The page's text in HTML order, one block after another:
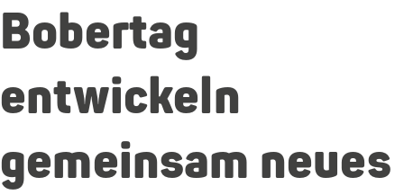
Bobertag
entwickeln
gemeinsam neues